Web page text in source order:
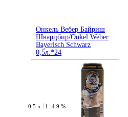
Онкель Вебер Байриш
Шварцбир/Onkel Weber
Bayerisch Schwarz
0,5л.*24
0.5 л. 1 4.9 %